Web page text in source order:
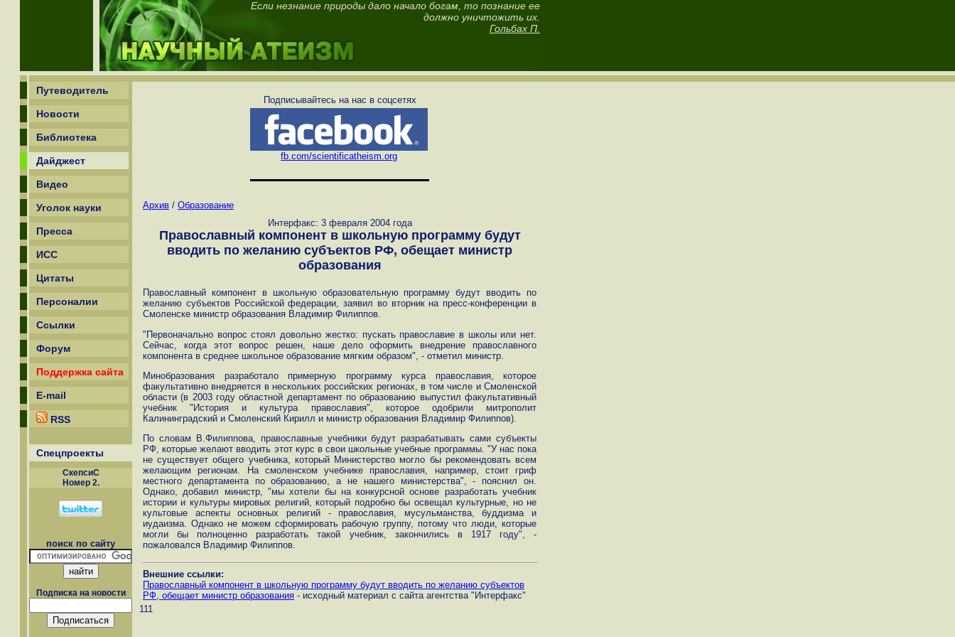
Если незнание природы дало начало богам, то познание ее
должно уничтожить их.
Гольбах П.
Путеводитель
Новости
Библиотека
Дайджест
Видео
Уголок науки
Пресса
ИСС
Цитаты
Персоналии
Ссылки
Форум
Поддержка сайта
E-mail
RSS
Спецпроекты
СкепсиС
Номер 2.
поиск по сайту
Подписка на новости
Подписывайтесь на нас в соцсетях
fb.com/scientificatheism.org
Архив / Образование
Интерфакс: 3 февраля 2004 года
Православный компонент в школьную программу будут
вводить по желанию субъектов РФ, обещает министр
образования
Православный компонент в школьную образовательную программу будут вводить по
желанию субъектов Российской федерации, заявил во вторник на пресс-конференции в
Смоленске министр образования Владимир Филиппов.
"Первоначально вопрос стоял довольно жестко: пускать православие в школы или нет.
Сейчас, когда этот вопрос решен, наше дело оформить внедрение православного
компонента в среднее школьное образование мягким образом", - отметил министр.
Минобразования разработало примерную программу курса православия, которое
факультативно внедряется в нескольких российских регионах, в том числе и Смоленской
области (в 2003 году областной департамент по образованию выпустил факультативный
учебник "История и культура православия", которое одобрили митрополит
Калининградский и Смоленский Кирилл и министр образования Владимир Филиппов).
По словам В.Филиппова, православные учебники будут разрабатывать сами субъекты
РФ, которые желают вводить этот курс в свои школьные учебные программы. "У нас пока
не существует общего учебника, который Министерство могло бы рекомендовать всем
желающим регионам. На смоленском учебнике православия, например, стоит гриф
местного департамента по образованию, а не нашего министерства", - пояснил он.
Однако, добавил министр, "мы хотели бы на конкурсной основе разработать учебник
истории и культуры мировых религий, который подробно бы освещал культурные, но не
культовые аспекты основных религий - православия, мусульманства, буддизма и
иудаизма. Однако не можем сформировать рабочую группу, потому что люди, которые
могли бы полноценно разработать такой учебник, закончились в 1917 году", -
пожаловался Владимир Филиппов.
Внешние ссылки:
Православный компонент в школьную программу будут вводить по желанию субъектов
РФ, обещает министр образования - исходный материал с сайта агентства "Интерфакс"
111